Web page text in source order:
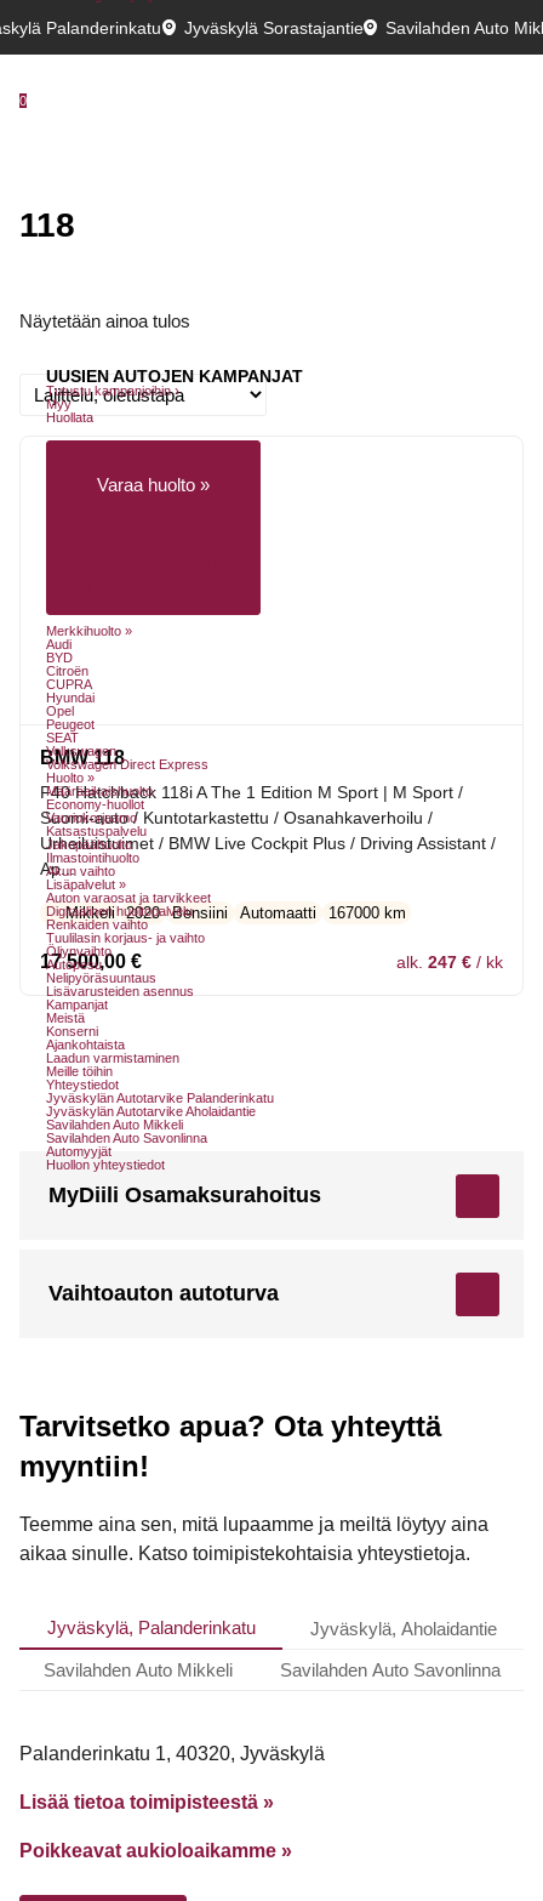
Palanderinkatu Jyväskylä Sorastajantie Savilahden Auto
UUSIEN AUTOJEN KAMPANJAT
Tutustu kampanjoihin ›
Myy
Huollata
Varaa huolto »
Merkkihuolto »
Audi
BYD
Citroën
CUPRA
Hyundai
Opel
Peugeot
SEAT
Volkswagen
Volkswagen Direct Express
Huolto »
Määräaikaishuolto
Economy-huollot
Vauriokorjaamo
Katsastuspalvelu
Jakopäähuolto
Ilmastointihuolto
Akun vaihto
Lisäpalvelut »
Auton varaosat ja tarvikkeet
Digitaalinen huoltopalvelu
Renkaiden vaihto
Tuulilasin korjaus- ja vaihto
Öljynvaihto
Autopesu
Nelipyöräsuuntaus
Lisävarusteiden asennus
Kampanjat
Meistä
Konserni
Ajankohtaista
Laadun varmistaminen
Meille töihin
Yhteystiedot
Jyväskylän Autotarvike Palanderinkatu
Jyväskylän Autotarvike Aholaidantie
Savilahden Auto Mikkeli
Savilahden Auto Savonlinna
Automyyjät
Huollon yhteystiedot
0
118
Näytetään ainoa tulos
BMW 118
F40 Hatchback 118i A The 1 Edition M Sport | M Sport /
Suomi-auto / Kuntotarkastettu / Osanahkaverhoilu /
Urheiluistuimet / BMW Live Cockpit Plus / Driving Assistant /
Ap...
Mikkeli 2020 Bensiini Automaatti 167000 km
17 500,00 € alk. 247 € / kk
MyDiili Osamaksurahoitus
Vaihtoauton autoturva
Tarvitsetko apua? Ota yhteyttä
myyntiin!
Teemme aina sen, mitä lupaamme ja meiltä löytyy aina
aikaa sinulle. Katso toimipistekohtaisia yhteystietoja.
Jyväskylä, Palanderinkatu Jyväskylä, Aholaidantie
Savilahden Auto Mikkeli Savilahden Auto Savonlinna
Palanderinkatu 1, 40320, Jyväskylä
Lisää tietoa toimipisteestä »
Poikkeavat aukioloaikamme »